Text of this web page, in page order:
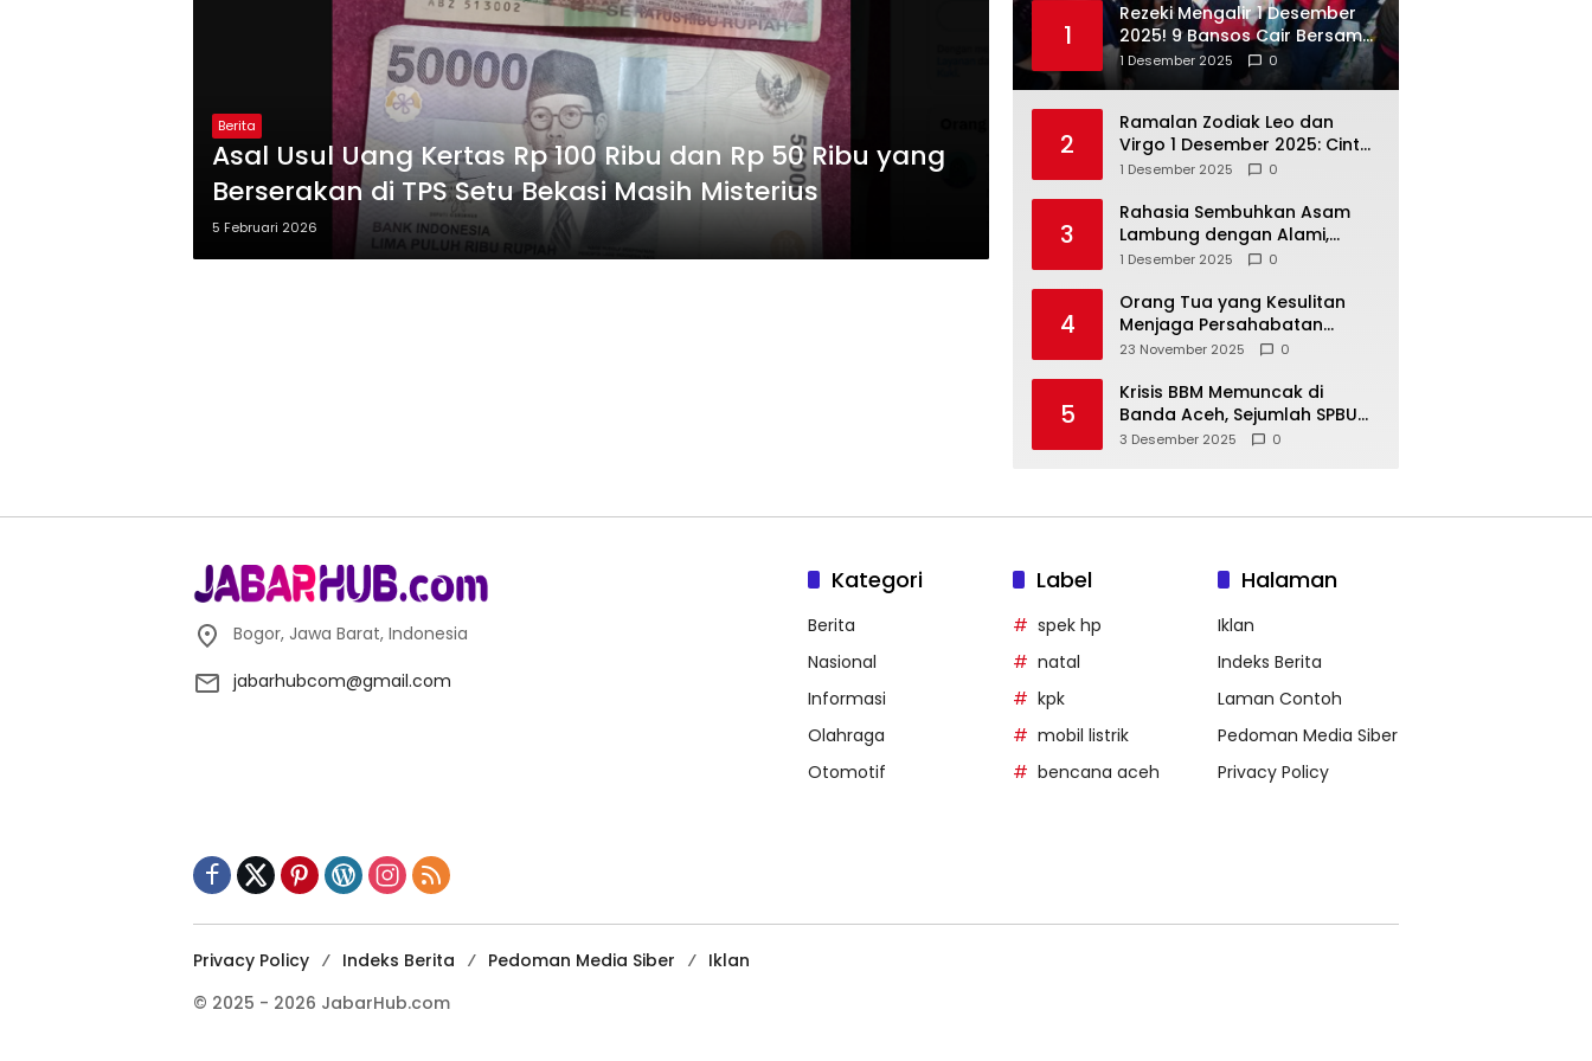
Berita
Asal Usul Uang Kertas Rp 100 Ribu dan Rp 50 Ribu yang
Berserakan di TPS Setu Bekasi Masih Misterius
5 Februari 2026
1
Rezeki Mengalir 1 Desember
2025! 9 Bansos Cair Bersama:
PKH, BPNT, dan KKS Mandiri
Double
1 Desember 2025 0
2
Ramalan Zodiak Leo dan
Virgo 1 Desember 2025: Cinta,
Karir, Kesehatan, dan
1 Desember 2025 0
3
Rahasia Sembuhkan Asam
Lambung dengan Alami,
Nomor 4 Disalahpahami
1 Desember 2025 0
4
Orang Tua yang Kesulitan
Menjaga Persahabatan
Biasanya Lakukan 8 Hal Ini
23 November 2025 0
5
Krisis BBM Memuncak di
Banda Aceh, Sejumlah SPBU
Tutup Total
3 Desember 2025 0
Bogor, Jawa Barat, Indonesia
jabarhubcom@gmail.com
Kategori
Berita
Nasional
Informasi
Olahraga
Otomotif
Label
spek hp
natal
kpk
mobil listrik
bencana aceh
Halaman
Iklan
Indeks Berita
Laman Contoh
Pedoman Media Siber
Privacy Policy
Privacy Policy Indeks Berita Pedoman Media Siber
Iklan
© 2025 - 2026 JabarHub.com